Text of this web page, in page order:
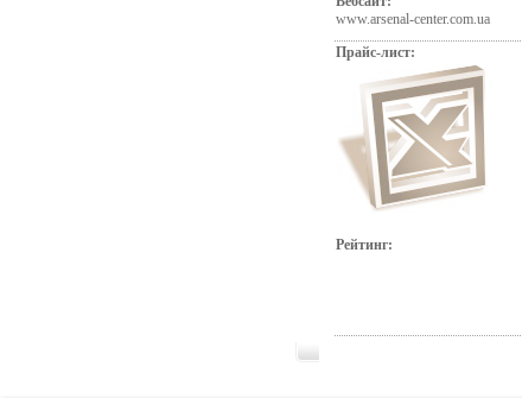
www.arsenal-center.com.ua
Прайс-лист:
Рейтинг: